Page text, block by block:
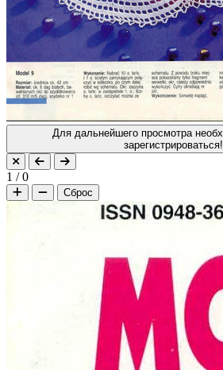
Для дальнейшего просмотра необходимо войти или
зарегистрироваться!
1 /0
Сброс